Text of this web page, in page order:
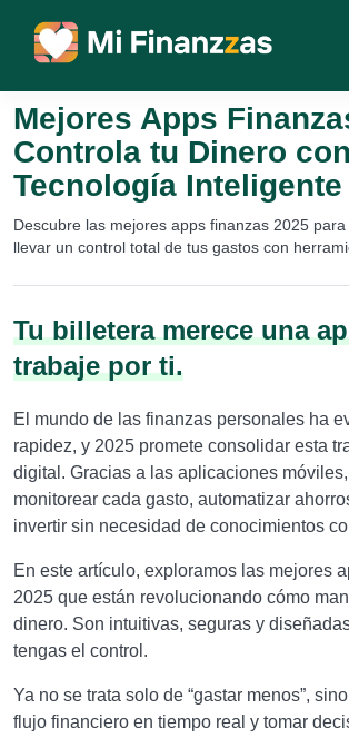
Mejores Apps
Controla tu Dinero con
Tecnología Inteligente
Descubre las mejores apps finanzas 2025
llevar un control total de tus gastos con
Tu billetera merece una
trabaje por ti.
El mundo de las finanzas personales ha
rapidez, y 2025 promete consolidar esta
digital. Gracias a las aplicaciones
monitorear cada gasto, automatizar
invertir sin necesidad de conocimientos
En este artículo, exploramos las mejores
2025 que están revolucionando cómo
dinero. Son intuitivas, seguras y
tengas el control.
Ya no se trata solo de “gastar menos”,
flujo financiero en tiempo real y tomar